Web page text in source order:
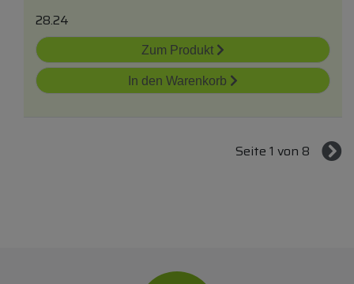
28.24
Zum Produkt
In den Warenkorb
Seite 1 von 8